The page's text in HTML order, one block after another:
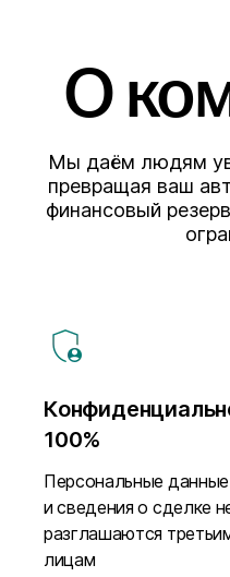
О
Мы даём людям
превращая ваш
финансовый
100%
Персональные данные
и сведения о сделке
разглашаются
лицам